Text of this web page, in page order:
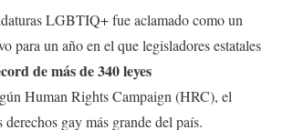
LGBTIQ+ fue aclamado como un
para un año en el que legisladores estatales
de más de 340 leyes
Human Rights Campaign (HRC), el
gay más grande del país.